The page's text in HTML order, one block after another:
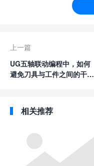
上一篇
UG五轴联动编程中，如何
避免刀具与工件之间的干涉
相关推荐